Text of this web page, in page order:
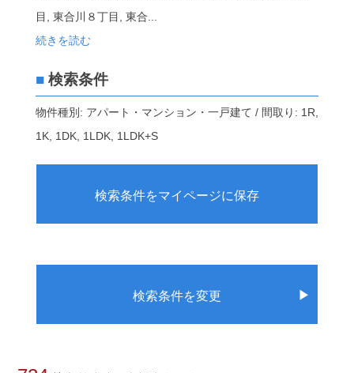
目, 東合川８丁目, 東合
続きを読む
■検索条件
物件種別: アパート・マンション・一戸建て / 間取り: 1R,
1K, 1DK, 1LDK, 1LDK+S
検索条件をマイページに保存
検索条件を変更 ▶